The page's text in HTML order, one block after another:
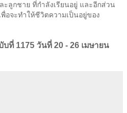
ะลูกชาย ที่กำลังเรียนอยู่ และอีกส่วน
พื่อจะทำให้ชีวิตความเป็นอยู่ของ
ที่ 1175 วันที่ 20 - 26 เมษายน